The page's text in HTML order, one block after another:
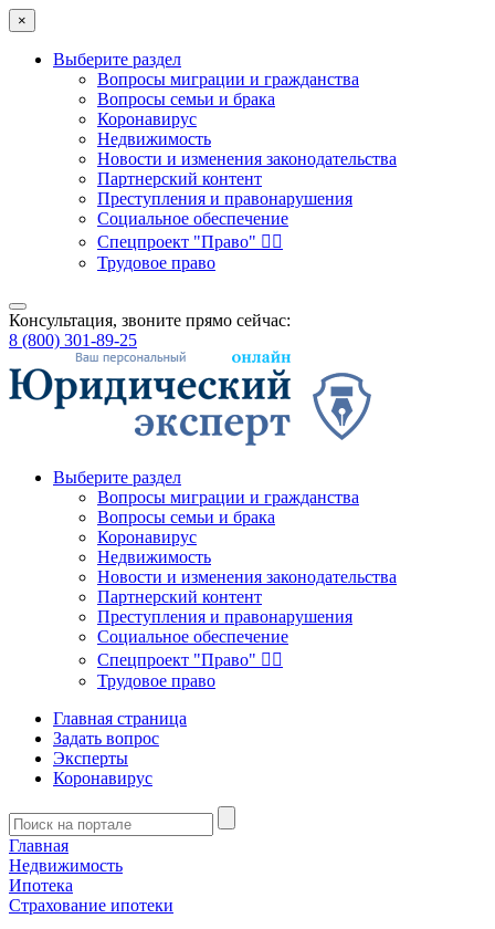
×
Выберите раздел
Вопросы миграции и гражданства
Вопросы семьи и брака
Коронавирус
Недвижимость
Новости и изменения законодательства
Партнерский контент
Преступления и правонарушения
Социальное обеспечение
Спецпроект "Право" 👮‍♂️
Трудовое право
Консультация, звоните прямо сейчас:
8 (800) 301-89-25
Выберите раздел
Вопросы миграции и гражданства
Вопросы семьи и брака
Коронавирус
Недвижимость
Новости и изменения законодательства
Партнерский контент
Преступления и правонарушения
Социальное обеспечение
Спецпроект "Право" 👮‍♂️
Трудовое право
Главная страница
Задать вопрос
Эксперты
Коронавирус
Главная
Недвижимость
Ипотека
Страхование ипотеки